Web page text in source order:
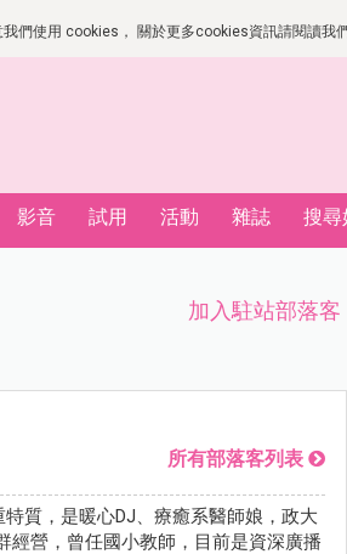
們使用 cookies， 關於更多cookies資訊請閱讀我
影音 試用 活動 雜誌 搜尋
加入駐站部落客
所有部落客列表
質，是暖心DJ、療癒系醫師娘，政大
經營，曾任國小教師，目前是資深廣播